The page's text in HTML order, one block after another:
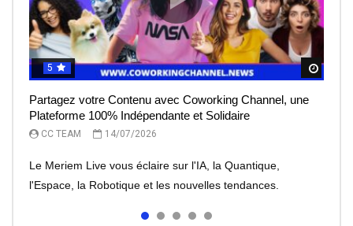
5
Partagez votre Contenu avec Coworking Channel, une
Plateforme 100% Indépendante et Solidaire
CC TEAM 14/07/2026
Le Meriem Live vous éclaire sur l'IA, la Quantique,
l'Espace, la Robotique et les nouvelles tendances.
5
Le Meriem Live vous éclaire sur l’IA, la Quantique,
l’Espace
CC TEAM 13/07/2026
5
IA et robots : peut-on leur faire totalement confiance ?
CC TEAM 08/07/2026
5
Le rêve de l’entrepreneur, devenir une licorne, mais à
quel prix?
CC TEAM 07/07/2026
5
Meriem Live à la découverte des Robots
CC TEAM 30/06/2026